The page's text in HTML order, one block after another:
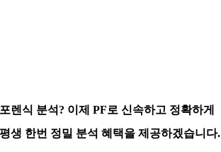
포렌식 분석? 이제 PF로 신속하고 정확하게
평생 한번 정밀 분석 혜택을 제공하겠습니다.